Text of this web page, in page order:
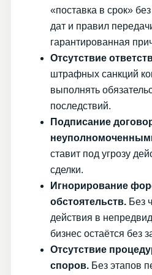
«поставка в срок»
дат и правил
гарантированная
Отсутствие
штрафных санкций
выполнять
последствий.
Подписание
ставит под угрозу
сделки.
Игнорирование
обстоятельств. Без
действия в
бизнес остаётся без
Отсутствие
споров. Без этапов